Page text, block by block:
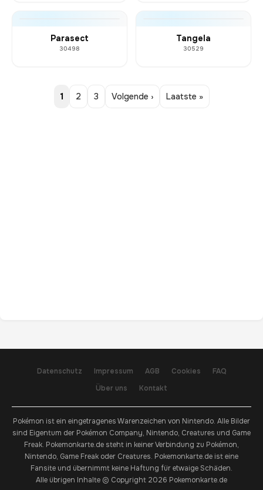
Parasect
30498
Tangela
30529
1 2 3 Volgende › Laatste »
Datenschutz Impressum AGB Cookies
FAQ
Über uns
Kontakt
Pokémon ist ein eingetragenes Warenzeichen von Nintendo. Alle Bilder
sind Eigentum der Pokémon Company, Nintendo, Creatures und Game
Freak. Pokemonkarte.de steht in keiner Verbindung zu Pokémon,
Nintendo, Game Freak oder Creatures. Pokemonkarte.de ist eine
Fansite und übernimmt keine Haftung für etwaige Schäden.
Alle übrigen Inhalte © Copyright 2026 Pokemonkarte.de